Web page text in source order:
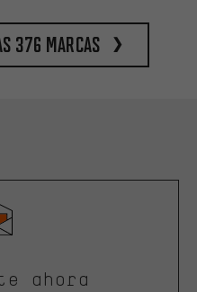
376 marcas
ahora